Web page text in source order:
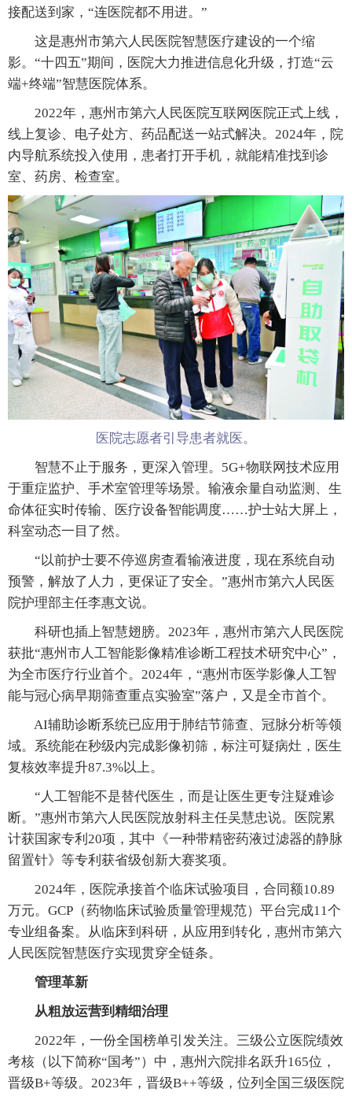
接配送到家，“连医院都不用进。”
这是惠州市第六人民医院智慧医疗建设的一个缩
影。“十四五”期间，医院大力推进信息化升级，打造“云
端+终端”智慧医院体系。
2022年，惠州市第六人民医院互联网医院正式上线，
线上复诊、电子处方、药品配送一站式解决。2024年，院
内导航系统投入使用，患者打开手机，就能精准找到诊
室、药房、检查室。
医院志愿者引导患者就医。
智慧不止于服务，更深入管理。5G+物联网技术应用
于重症监护、手术室管理等场景。输液余量自动监测、生
命体征实时传输、医疗设备智能调度……护士站大屏上，
科室动态一目了然。
“以前护士要不停巡房查看输液进度，现在系统自动
预警，解放了人力，更保证了安全。”惠州市第六人民医
院护理部主任李惠文说。
科研也插上智慧翅膀。2023年，惠州市第六人民医院
获批“惠州市人工智能影像精准诊断工程技术研究中心”，
为全市医疗行业首个。2024年，“惠州市医学影像人工智
能与冠心病早期筛查重点实验室”落户，又是全市首个。
AI辅助诊断系统已应用于肺结节筛查、冠脉分析等领
域。系统能在秒级内完成影像初筛，标注可疑病灶，医生
复核效率提升87.3%以上。
“人工智能不是替代医生，而是让医生更专注疑难诊
断。”惠州市第六人民医院放射科主任吴慧忠说。医院累
计获国家专利20项，其中《一种带精密药液过滤器的静脉
留置针》等专利获省级创新大赛奖项。
2024年，医院承接首个临床试验项目，合同额10.89
万元。GCP（药物临床试验质量管理规范）平台完成11个
专业组备案。从临床到科研，从应用到转化，惠州市第六
人民医院智慧医疗实现贯穿全链条。
管理革新
从粗放运营到精细治理
2022年，一份全国榜单引发关注。三级公立医院绩效
考核（以下简称“国考”）中，惠州六院排名跃升165位，
晋级B+等级。2023年，晋级B++等级，位列全国三级医院